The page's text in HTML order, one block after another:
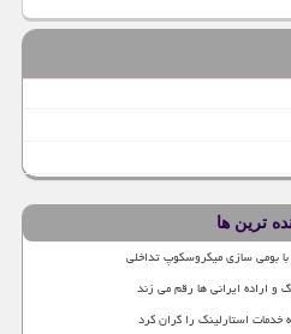
ترین ها
بومی سازی میکروسکوپ تداخلی
و اراده ایرانی ها رقم می زند
استارلینک را گران کرد